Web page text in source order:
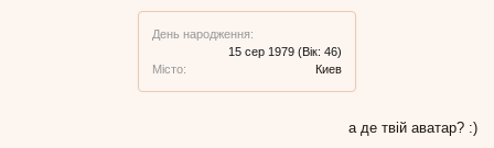
День народження:
15 сер 1979 (Вік: 46)
Місто:
Киев
а де твій аватар? :)